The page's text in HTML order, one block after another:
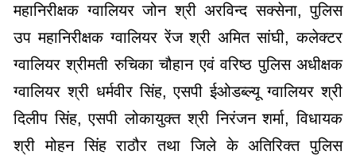
महानिरीक्षक ग्वालियर जोन श्री अरविन्द सक्सेना, पुलिस
उप महानिरीक्षक ग्वालियर रेंज श्री अमित सांघी, कलेक्टर
ग्वालियर श्रीमती रुचिका चौहान एवं वरिष्ठ पुलिस अधीक्षक
ग्वालियर श्री धर्मवीर सिंह, एसपी ईओडब्ल्यू ग्वालियर श्री
दिलीप सिंह, एसपी लोकायुक्त श्री निरंजन शर्मा, विधायक
श्री मोहन सिंह राठौर तथा जिले के अतिरिक्त पुलिस